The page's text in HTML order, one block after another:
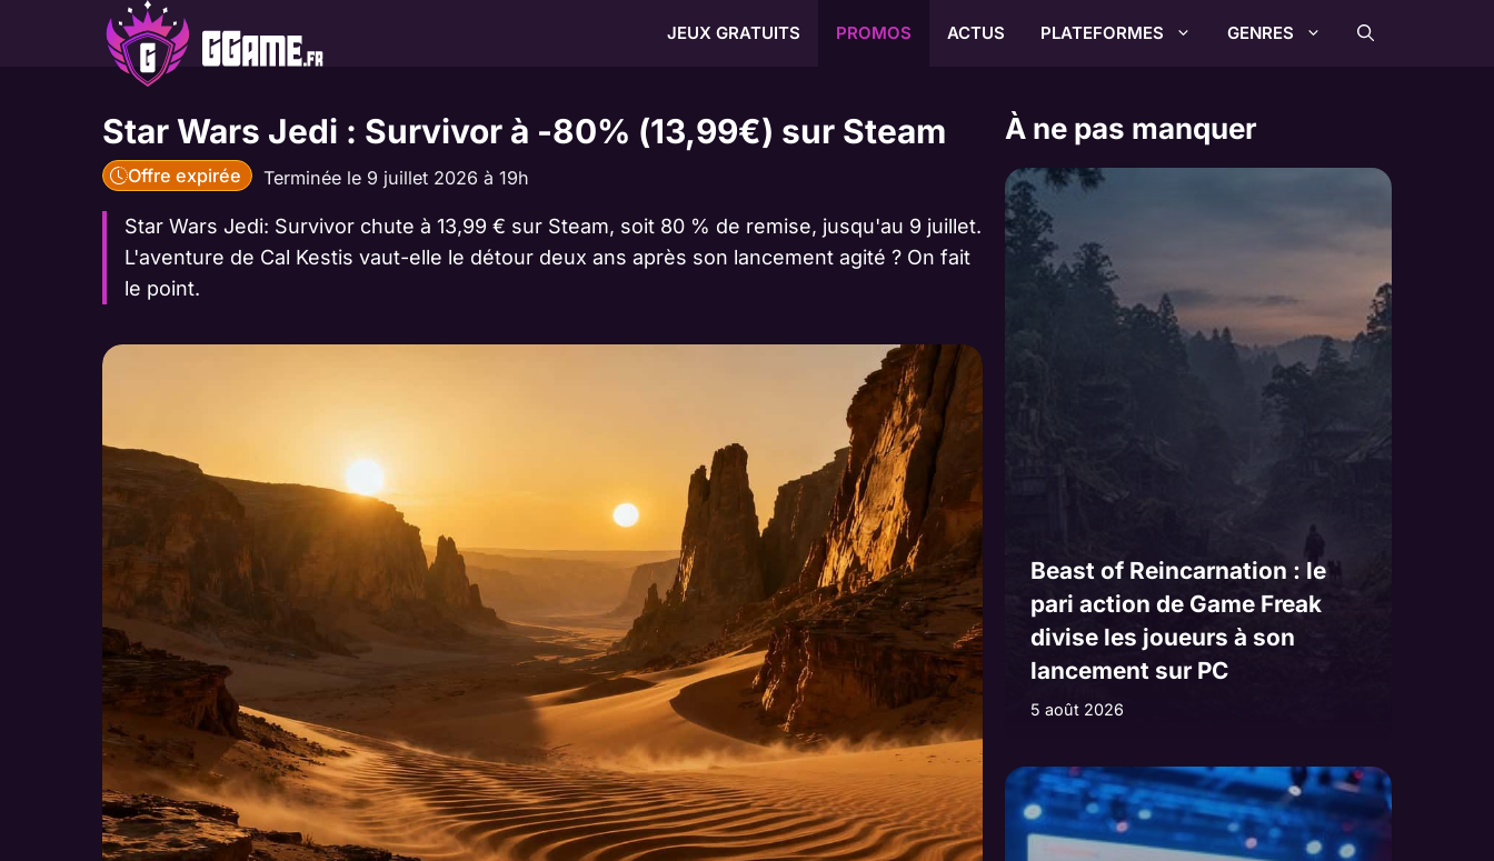
JEUX GRATUITS PROMOS ACTUS PLATEFORMES GENRES
Star Wars Jedi : Survivor à -80% (13,99€) sur Steam
Offre expirée Terminée le 9 juillet 2026 à 19h
Star Wars Jedi: Survivor chute à 13,99 € sur Steam, soit 80 % de remise, jusqu'au 9 juillet.
L'aventure de Cal Kestis vaut-elle le détour deux ans après son lancement agité ? On fait
le point.
À ne pas manquer
Beast of Reincarnation : le
pari action de Game Freak
divise les joueurs à son
lancement sur PC
5 août 2026